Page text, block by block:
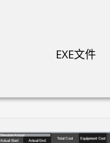
EXE文件